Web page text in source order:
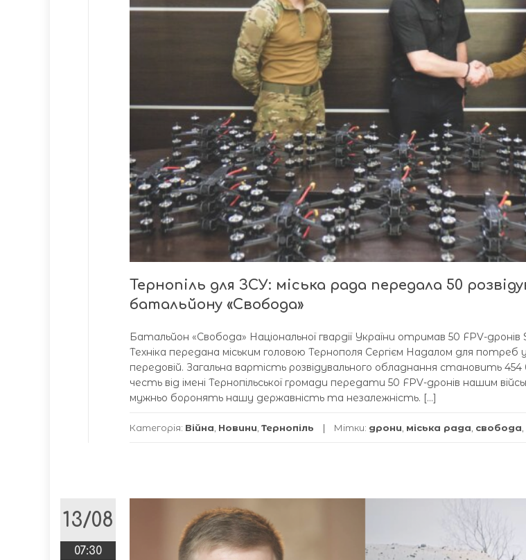
Тернопіль для ЗСУ: міська рада передала 50
батальйону «Свобода»
Батальйон «Свобода» Національної гвардії України отримав 50 FPV-
Техніка передана міським головою Тернополя Сергієм Надалом для потреб
передовій. Загальна вартість розвідувального обладнання становить
честь від імені Тернопільської громади передати 50 FPV-дронів нашим
мужньо боронять нашу державність та незалежність. […]
Категорія: Війна, Новини, Тернопіль Мітки: дрони, міська рада, свобода,
13/08
07:30